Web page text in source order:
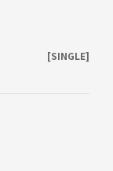
[SINGLE]